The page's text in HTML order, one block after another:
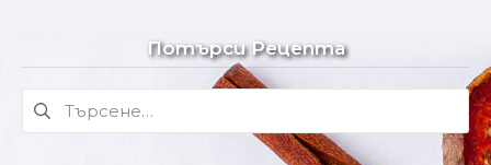
Потърси Рецепта
Търсене
за: